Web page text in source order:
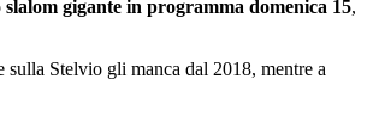
gigante in programma domenica 15,
sulla Stelvio gli manca dal 2018, mentre a